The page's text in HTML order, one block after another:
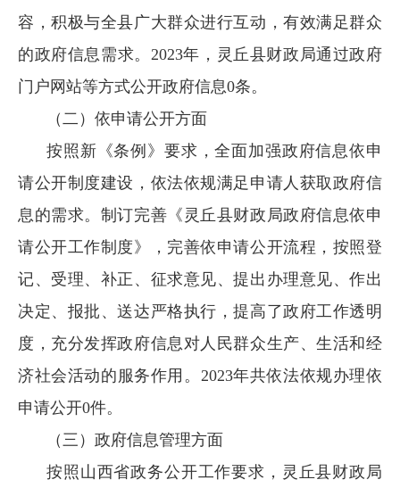
容，积极与全县广大群众进行互动，有效满足群众
的政府信息需求。2023年，灵丘县财政局通过政府
门户网站等方式公开政府信息0条。
（二）依申请公开方面
按照新《条例》要求，全面加强政府信息依申
请公开制度建设，依法依规满足申请人获取政府信
息的需求。制订完善《灵丘县财政局政府信息依申
请公开工作制度》，完善依申请公开流程，按照登
记、受理、补正、征求意见、提出办理意见、作出
决定、报批、送达严格执行，提高了政府工作透明
度，充分发挥政府信息对人民群众生产、生活和经
济社会活动的服务作用。2023年共依法依规办理依
申请公开0件。
（三）政府信息管理方面
按照山西省政务公开工作要求，灵丘县财政局